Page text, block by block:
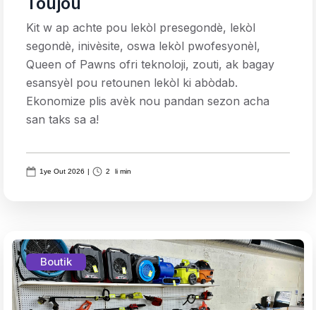
Kit w ap achte pou lekòl presegondè, lekòl
segondè, inivèsite, oswa lekòl pwofesyonèl,
Queen of Pawns ofri teknoloji, zouti, ak bagay
esansyèl pou retounen lekòl ki abòdab.
Ekonomize plis avèk nou pandan sezon acha
san taks sa a!
1ye Out 2026 | 2 li min
Boutik